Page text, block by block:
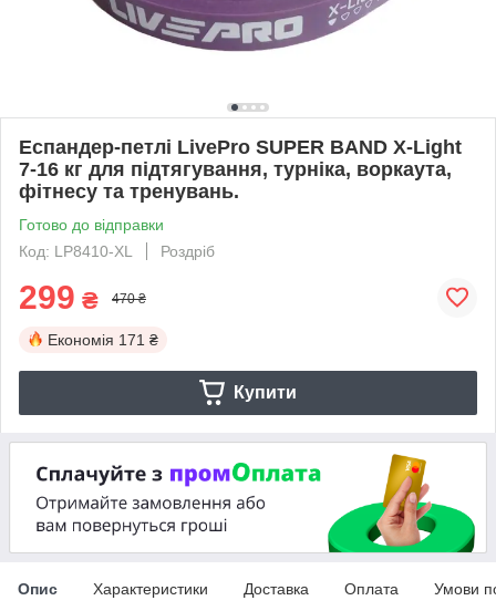
Еспандер-петлі LivePro SUPER BAND X-Light
7-16 кг для підтягування, турніка, воркаута,
фітнесу та тренувань.
Готово до відправки
Код: LP8410-XL
Роздріб
299 ₴ 470 ₴
Економія 171 ₴
Купити
Опис Характеристики Доставка Оплата Умови